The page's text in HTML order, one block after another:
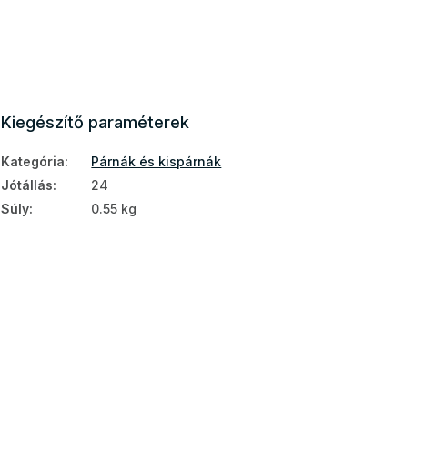
Kiegészítő paraméterek
Kategória:
Párnák és kispárnák
Jótállás:
24
Súly: 0.55 kg